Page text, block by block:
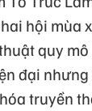
hội mùa
quy
đại
truyền